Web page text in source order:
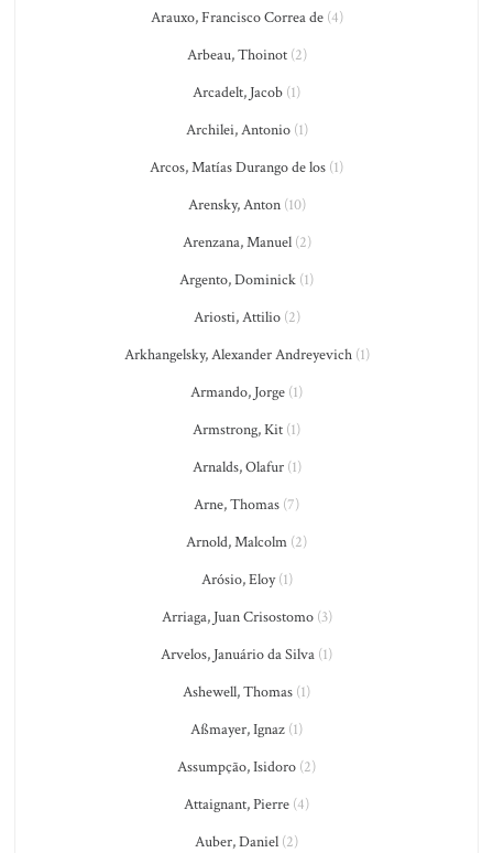
Arauxo, Francisco Correa de(4)
Arbeau, Thoinot(2)
Arcadelt, Jacob (1)
Archilei, Antonio(1)
Arcos, Matías Durango de los (1)
Arensky, Anton(10)
Arenzana, Manuel(2)
Argento, Dominick (1)
Ariosti, Attilio(2)
Arkhangelsky, Alexander Andreyevich(1)
Armando, Jorge (1)
Armstrong, Kit (1)
Arnalds, Olafur(1)
Arne, Thomas (7)
Arnold, Malcolm (2)
Arósio, Eloy(1)
Arriaga, Juan Crisostomo(3)
Arvelos, Januário da Silva (1)
Ashewell, Thomas (1)
Aßmayer, Ignaz (1)
Assumpção, Isidoro (2)
Attaignant, Pierre (4)
Auber, Daniel (2)